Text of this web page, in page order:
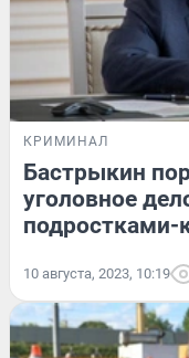
КРИМИНАЛ
Бастрыкин
уголовное
подростками-
10 августа, 2023, 10:19